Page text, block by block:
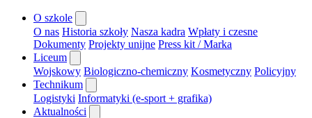
O szkole
O nas Historia szkoły Nasza kadra Wpłaty i czesne
Dokumenty Projekty unijne Press kit / Marka
Liceum
Wojskowy Biologiczno-chemiczny Kosmetyczny Policyjny
Technikum
Logistyki Informatyki (e-sport + grafika)
Aktualności